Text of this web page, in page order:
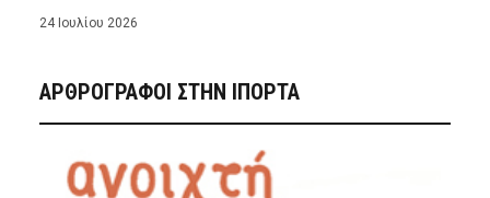
24 Ιουλίου 2026
ΑΡΘΡΟΓΡΑΦΟΙ ΣΤΗΝ IΠΟΡΤΑ